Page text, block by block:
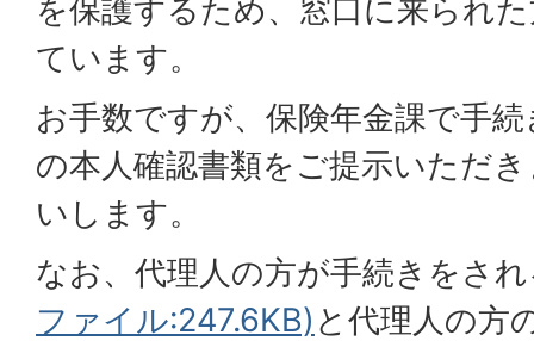
を保護するため、窓口に来られ
ています。
お手数ですが、保険年金課で手
の本人確認書類をご提示いただ
いします。
なお、代理人の方が手続きをさ
ファイル:247.6KB) と代理人の方